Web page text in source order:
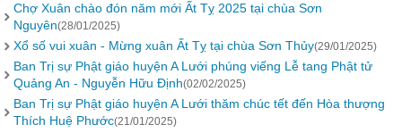
Chợ Xuân chào đón năm mới Ất Tỵ 2025 tại chùa Sơn
Nguyên(28/01/2025)
Xổ số vui xuân - Mừng xuân Ất Tỵ tại chùa Sơn Thủy(29/01/2025)
Ban Trị sự Phật giáo huyện A Lưới phúng viếng Lễ tang Phật tử
Quảng An - Nguyễn Hữu Định(02/02/2025)
Ban Trị sự Phật giáo huyện A Lưới thăm chúc tết đến Hòa thượng
Thích Huệ Phước(21/01/2025)